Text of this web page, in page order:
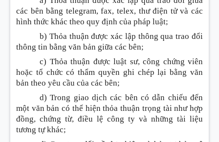
các bên bằng telegram, fax, telex, thư điện tử và các
hình thức khác theo quy định của pháp luật;
b) Thỏa thuận được xác lập thông qua trao đổi
thông tin bằng văn bản giữa các bên;
c) Thỏa thuận được luật sư, công chứng viên
hoặc tổ chức có thẩm quyền ghi chép lại bằng văn
bản theo yêu cầu của các bên;
d) Trong giao dịch các bên có dẫn chiếu đến
một văn bản có thể hiện thỏa thuận trọng tài như hợp
đồng, chứng từ, điều lệ công ty và những tài liệu
tương tự khác;